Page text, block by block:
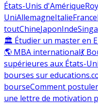
États-Unis d'Amérique
UniAllemagneItalieFrance
toutChineJaponInde
🏛 Étudier un master en
🌎 MBA international💃
supérieures aux États-
bourses sur
bourseComment
une lettre de motivation